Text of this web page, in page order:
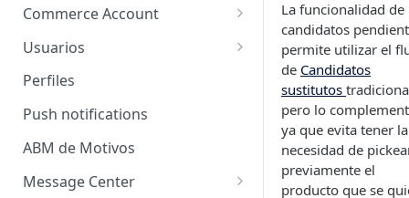
Commerce Account
Cuentas de comercio
Sales Channel (Canales de
Usuarios
Usuarios
Usuarios pendientes
Llaves de seguridad
Perfiles
Push notifications
ABM de Motivos
Message Center
La funcionalidad de
candidatos
permite utilizar el
de Candidatos
sustitutos
pero lo
ya que evita tener la
necesidad de
previamente el
producto que se